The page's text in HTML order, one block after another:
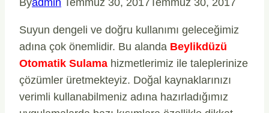
Byadmin Temmuz 30, 2017Temmuz 30, 2017
Suyun dengeli ve doğru kullanımı geleceğimiz
adına çok önemlidir. Bu alanda Beylikdüzü
Otomatik Sulama hizmetlerimiz ile taleplerinize
çözümler üretmekteyiz. Doğal kaynaklarınızı
verimli kullanabilmeniz adına hazırladığımız